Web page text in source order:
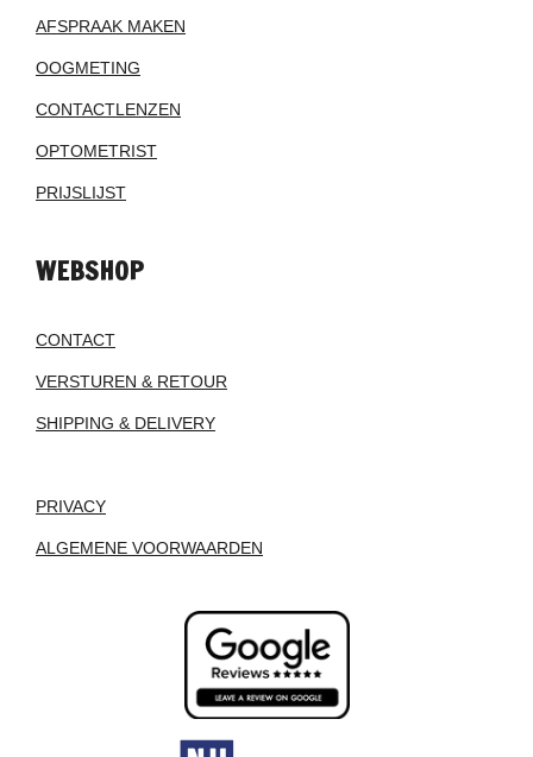
AFSPRAAK MAKEN
OOGMETING
CONTACTLENZEN
OPTOMETRIST
PRIJSLIJST
WEBSHOP
CONTACT
VERSTUREN & RETOUR
SHIPPING & DELIVERY
PRIVACY
ALGEMENE VOORWAARDEN